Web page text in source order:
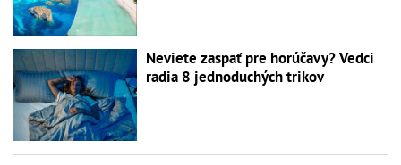
Neviete zaspať pre horúčavy? Vedci
radia 8 jednoduchých trikov